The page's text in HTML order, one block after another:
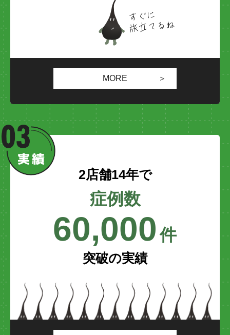
MORE
2店舗14年で
症例数
60,000 件
突破の実績